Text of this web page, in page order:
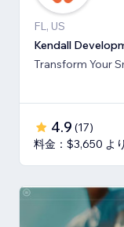
FL, US
Kendall
Transform Your
4.9 (17)
料金：$3,650 より